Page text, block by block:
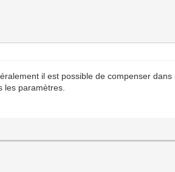
il est possible de compenser
les paramètres.